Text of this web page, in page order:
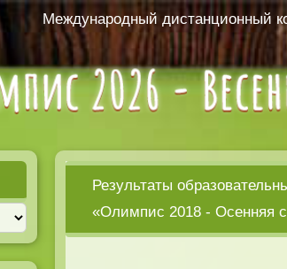
Международный дистанционный
Результаты
«Олимпис 2018 - Осенняя